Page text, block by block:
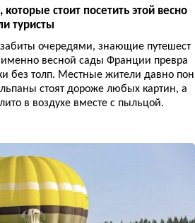
стоит посетить этой весно
туристы
очередями, знающие путешест
именно весной сады Франции превра
без толп. Местные жители давно пон
стоят дороже любых картин, а
в воздухе вместе с пыльцой.